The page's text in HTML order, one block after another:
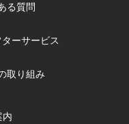
る質問
ーサービス
取り組み
内